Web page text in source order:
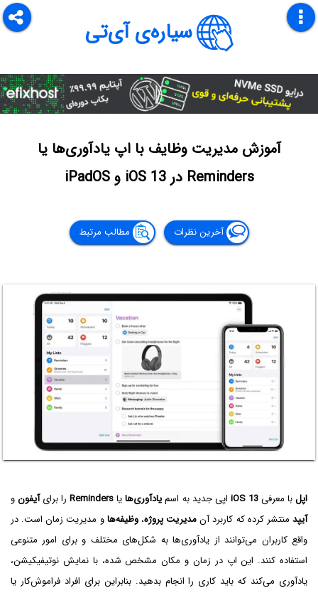
سیاره‌ی آی‌تی
آموزش مدیریت وظایف با اپ یادآوری‌ها یا
Reminders در iOS 13 و iPadOS
آخرین نظرات مطالب مرتبط
اپلبا معرفیiOS 13 اپی جدید به اسمیادآوری‌هایاRemindersرا برایآیفونو
آیپدمنتشر کرده که کاربرد آنمدیریت پروژه،وظیفه‌هاو مدیریت زمان است. در
واقع کاربران می‌توانند از یادآوری‌ها به شکل‌های مختلف و برای امور متنوعی
استفاده کنند. این اپ در زمان و مکان مشخص شده، با نمایش نوتیفیکیشن،
یادآوری می‌کند که باید کاری را انجام بدهید. بنابراین برای افراد فراموش‌کار یا